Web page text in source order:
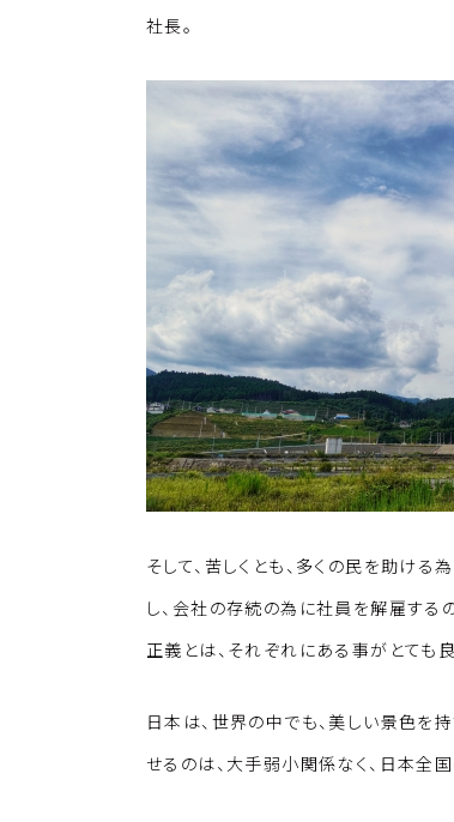
社長。
そして、苦しくとも、多くの民を助け
し、会社の存続の為に社員を解雇する
正義とは、それぞれにある事がとても良
日本は、世界の中でも、美しい景色を
せるのは、大手弱小関係なく、日本全